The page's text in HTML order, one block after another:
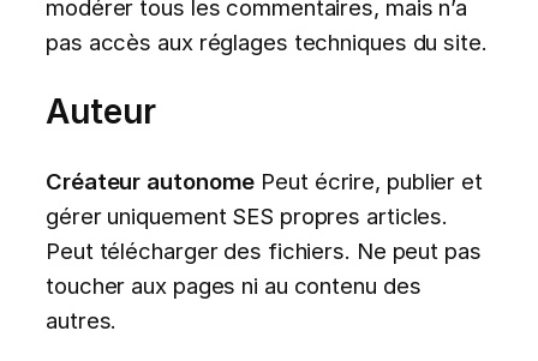
modérer tous les commentaires, mais n’a
pas accès aux réglages techniques du site.
Auteur
Créateur autonome Peut écrire, publier et
gérer uniquement SES propres articles.
Peut télécharger des fichiers. Ne peut pas
toucher aux pages ni au contenu des
autres.